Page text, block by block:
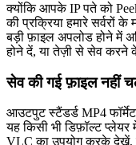
क्योंकि आपके IP पते को
की प्रक्रिया हमारे सर्वरों
बड़ी फ़ाइल अपलोड होने में
होने दें, या तेज़ी से सेव करने
सेव की गई फ़ाइल नहीं
आउटपुट स्टैंडर्ड MP4
यह किसी भी डिफ़ॉल्ट
VLC का उपयोग करके देखें,